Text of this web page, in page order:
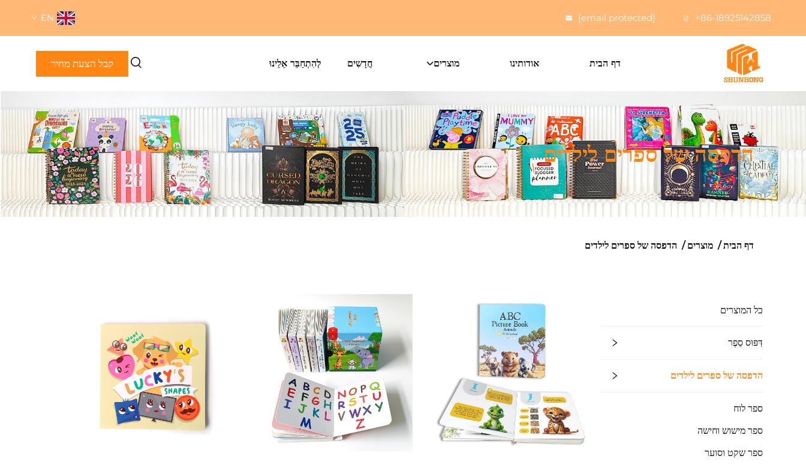
+86-18925142858
[email protected]
EN
דף הבית אודותינו מוצרים חֲדָשִים לְהִתְחַבֵּר אֵלֵינוּ קבל הצעת מחיר
הדפסה של ספרים לילדים
דף הבית/ מוצרים/ הדפסה של ספרים לילדים
כל המוצרים
דִּפּוּס סֵפֶר
הדפסה של ספרים לילדים
ספר לוח
ספר מישוש וחישה
ספר שקט וסוער